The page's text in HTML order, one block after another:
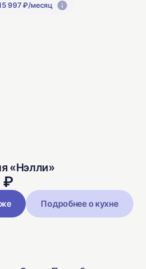
997 ₽/месяц
«Нэлли»
₽
Подробнее о кухне